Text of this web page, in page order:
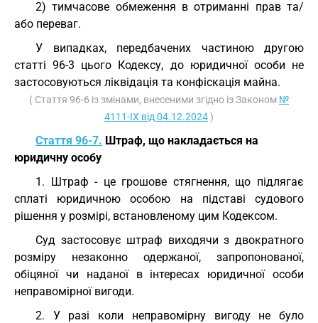
2) тимчасове обмеження в отриманні прав та/
або переваг.
У випадках, передбачених частиною другою
статті 96-3 цього Кодексу, до юридичної особи не
застосовуються ліквідація та конфіскація майна.
( Стаття 96-6 із змінами, внесеними згідно із Законом №
4111-IX від 04.12.2024)
Стаття 96-7. Штраф, що накладається на
юридичну особу
1. Штраф - це грошове стягнення, що підлягає
сплаті юридичною особою на підставі судового
рішення у розмірі, встановленому цим Кодексом.
Суд застосовує штраф виходячи з двократного
розміру незаконно одержаної, запропонованої,
обіцяної чи наданої в інтересах юридичної особи
неправомірної вигоди.
2. У разі коли неправомірну вигоду не було